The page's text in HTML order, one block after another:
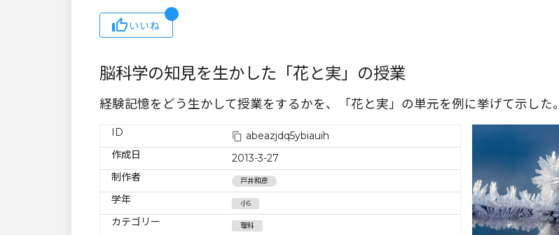
いいね
脳科学の知見を生かした「花と実」の授業
経験記憶をどう生かして授業をするかを、「花と実」の単元を例に挙げて示した。
ID
abeazjdq5ybiauih
作成日
2013-3-27
制作者
戸井和彦
学年 小5
カテゴリー 理科